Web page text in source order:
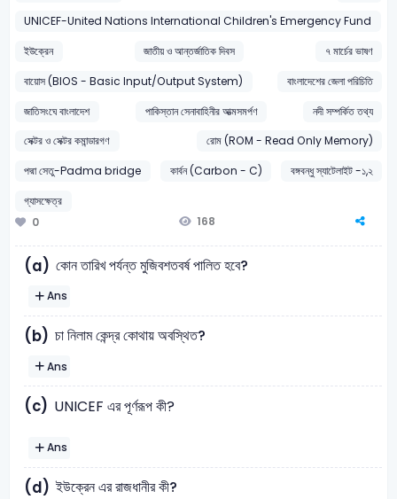
UNICEF-United Nations International Children's Emergency Fund
ইউক্রেন
জাতীয় ও আন্তর্জাতিক দিবস
৭ মার্চের ভাষণ
বায়োস (BIOS - Basic Input/Output System)
বাংলাদেশের জেলা পরিচিতি
জাতিসংঘে বাংলাদেশ
পাকিস্তান সেনাবাহিনীর আত্মসমর্পণ
নদী সম্পর্কিত তথ্য
সেক্টর ও সেক্টর কমান্ডারগণ
রোম (ROM - Read Only Memory)
পদ্মা সেতু-Padma bridge
কার্বন (Carbon - C)
বঙ্গবন্ধু স্যাটেলাইট -১,২
গ্যাসক্ষেত্র
0
168
(a) কোন তারিখ পর্যন্ত মুজিবশতবর্ষ পালিত হবে?
Ans
(b) চা নিলাম কেন্দ্র কোথায় অবস্থিত?
Ans
(c) UNICEF এর পূর্ণরূপ কী?
Ans
(d) ইউক্রেন এর রাজধানীর কী?